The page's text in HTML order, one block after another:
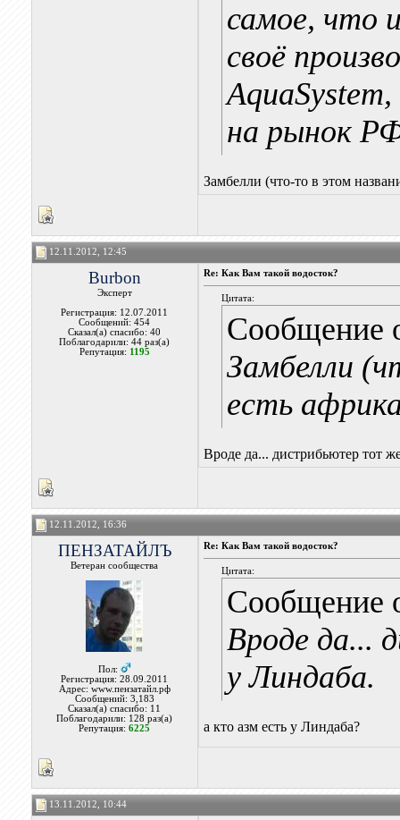
самое, что
своё
на рынок
Замбелли (что-то в этом
12.11.2012, 12:45
Burbon
Эксперт
Регистрация: 12.07.2011
Сообщений: 454
Сказал(а) спасибо: 40
Поблагодарили: 44 раз(а)
Репутация: 1195
Re: Как Вам такой водосток?
Цитата:
Сообщение
Замбелли
есть
Вроде да... дистрибьютер тот
12.11.2012, 16:36
ПЕНЗАТАЙЛЪ
Ветеран сообщества
Пол:
Регистрация: 28.09.2011
Адрес: www.пензатайл.рф
Сообщений: 3,183
Сказал(а) спасибо: 11
Поблагодарили: 128 раз(а)
Репутация:6225
Re: Как Вам такой водосток?
Цитата:
Сообщение
Вроде да...
у Линдаба.
а кто азм есть у Линдаба?
13.11.2012, 10:44